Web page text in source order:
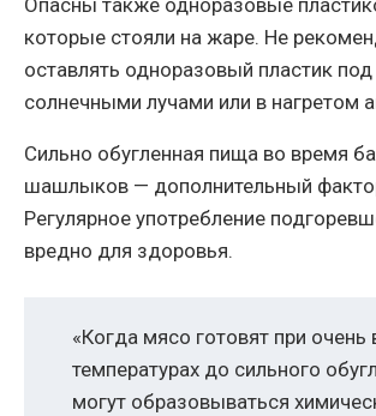
Опасны также одноразовые
которые стояли на жаре. Не
оставлять одноразовый пластик
солнечными лучами или в нагретом
Сильно обугленная пища во время
шашлыков — дополнительный
Регулярное употребление
вредно для здоровья.
«Когда мясо готовят при очень
температурах до сильного
могут образовываться